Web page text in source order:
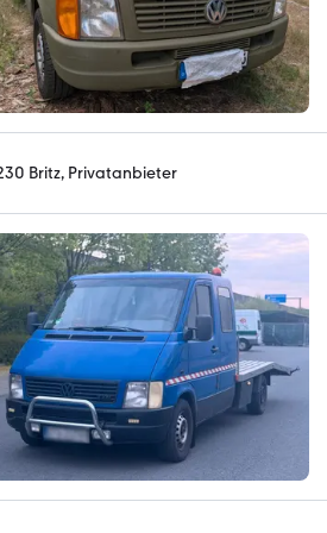
Britz, Privatanbieter